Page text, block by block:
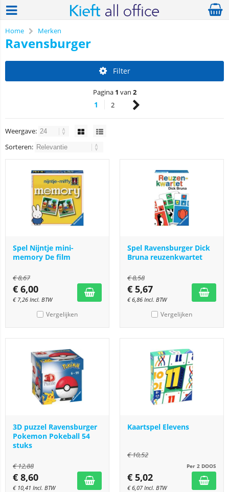
Home Merken
Ravensburger
Filter
Pagina 1 van 2
1 2
Weergave:
Sorteren:
Spel Nijntje mini-
memory De film
€8,67
€ 6,00
€ 7,26 Incl. BTW
Vergelijken
Spel Ravensburger Dick
Bruna reuzenkwartet
€8,58
€ 5,67
€6,86 Incl. BTW
Vergelijken
3D puzzel Ravensburger
Pokemon Pokeball 54
stuks
€12,88
€ 8,60
€ 10,41 Incl. BTW
Kaartspel Elevens
€10,52
Per 2 DOOS
€ 5,02
€6,07 Incl. BTW